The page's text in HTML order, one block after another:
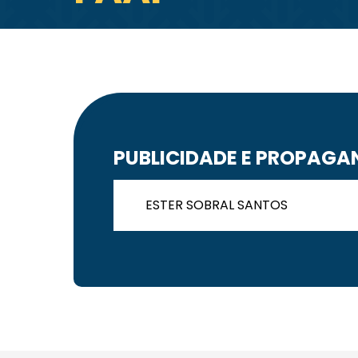
PUBLICIDADE E
ESTER SOBRAL SANTOS